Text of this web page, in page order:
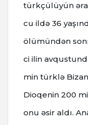
türkçülüyün
cu ildə 36
ölümündən
ci ilin
min türklə
Dioqenin 200
onu əsir aldı.